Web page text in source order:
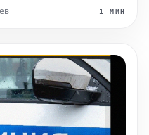
где лицо мальчика
1 МИН